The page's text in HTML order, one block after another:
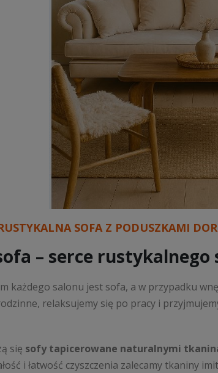
SOFA Z PODUSZKAMI
– serce rustykalnego
każdego salonu jest sofa, a w przypadku
relaksujemy się po pracy i
się sofy tapicerowane naturalnymi
i łatwość czyszczenia zalecamy tkaniny